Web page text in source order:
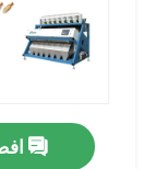
فارز لون
فارز لون الشاي